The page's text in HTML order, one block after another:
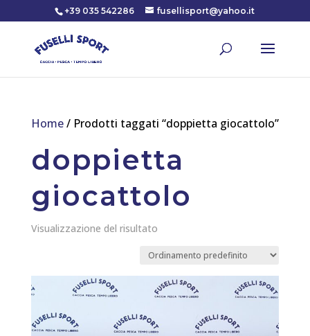
+39 035 542286 fusellisport@yahoo.it
Home/ Prodotti taggati “doppietta giocattolo”
doppietta
giocattolo
Visualizzazione del risultato